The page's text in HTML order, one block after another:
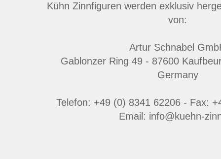
Kühn Zinnfiguren werden exklusiv
von:
Artur Schnabel
Gablonzer Ring 49 - 87600
Germany
Telefon: +49 (0) 8341 62206 - Fax:
Email: info@kuehn-